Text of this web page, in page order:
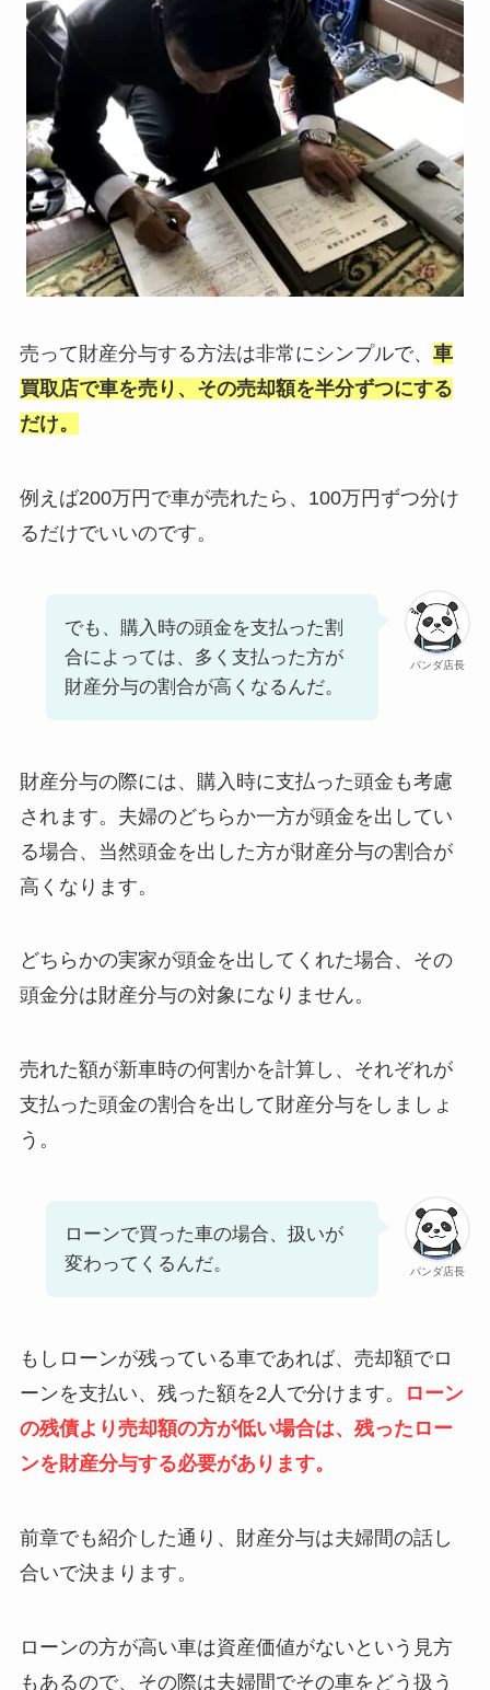
売って財産分与する方法は非常にシンプルで、 車
買取店で車を売り、その売却額を半分ずつにする
だけ。
例えば200万円で車が売れたら、100万円ずつ分け
るだけでいいのです。
パンダ店長
でも、購入時の頭金を支払った割
合によっては、多く支払った方が
財産分与の割合が高くなるんだ。
財産分与の際には、購入時に支払った頭金も考慮
されます。夫婦のどちらか一方が頭金を出してい
る場合、当然頭金を出した方が財産分与の割合が
高くなります。
どちらかの実家が頭金を出してくれた場合、その
頭金分は財産分与の対象になりません。
売れた額が新車時の何割かを計算し、それぞれが
支払った頭金の割合を出して財産分与をしましょ
う。
パンダ店長
ローンで買った車の場合、扱いが
変わってくるんだ。
もしローンが残っている車であれば、売却額でロ
ーンを支払い、残った額を2人で分けます。
ローン
の残債より売却額の方が低い場合は、残ったロー
ンを財産分与する必要があります。
前章でも紹介した通り、財産分与は夫婦間の話し
合いで決まります。
ローンの方が高い車は資産価値がないという見方
もあるので、その際は夫婦間でその車をどう扱う